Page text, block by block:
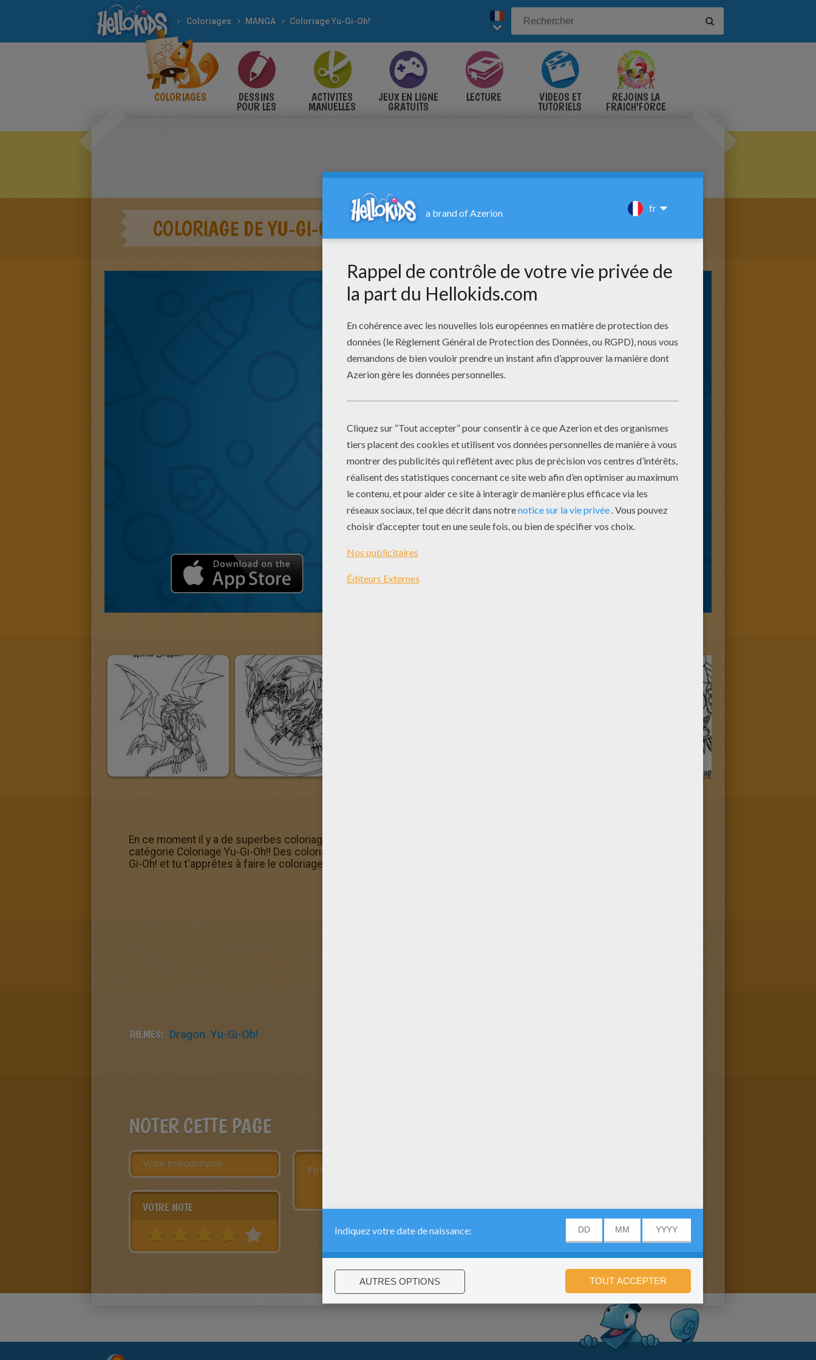
Coloriages MANGA Coloriage Yu-Gi-Oh!
COLORIAGES DESSINS
POUR LES
ACTIVITES
MANUELLES
JEUX EN LIGNE
GRATUITS
LECTURE VIDÉOS ET
TUTORIELS
REJOINS LA
FRAICH'FORCE
COLORIAGE DE YU-GI-OH : WHITE DRAGON 2
En ce moment il y a de superbes coloriage de Yu-Gi-Oh : White Dragon 2 dans la rubrique coloriage. Va-vite voir dans la
catégorie Coloriage Yu-Gi-Oh!! Des coloriages il y en a beaucoup sur Hellokids. Ici tu es dans la rubrique Coloriage Yu-
Gi-Oh! et tu t'apprêtes à faire le coloriage de Yu-Gi-Oh : White Dragon 2.
THÈMES: Dragon Yu-Gi-Oh!
NOTER CETTE PAGE
VOTRE NOTE